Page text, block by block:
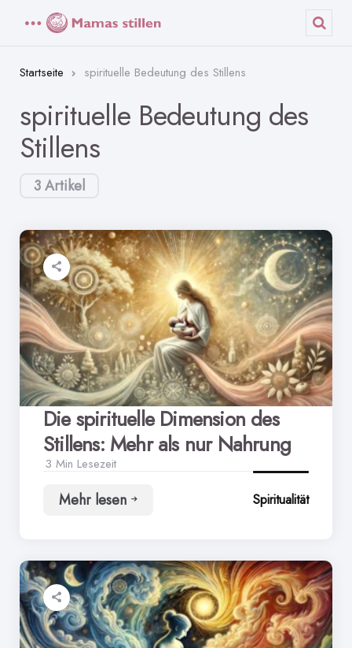
Startseite spirituelle Bedeutung des Stillens
3 Artikel
spirituelle Bedeutung des
Stillens
Die spirituelle Dimension des
Stillens: Mehr als nur Nahrung
3 Min Lesezeit
Mehr lesen
Die
Stillens:
Mehr
als
nur
Nahrung
Spiritualität